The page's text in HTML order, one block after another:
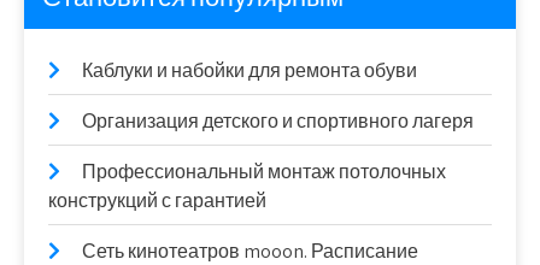
Каблуки и набойки для ремонта обуви
Организация детского и спортивного лагеря
Профессиональный монтаж потолочных
конструкций с гарантией
Сеть кинотеатров mooon. Расписание